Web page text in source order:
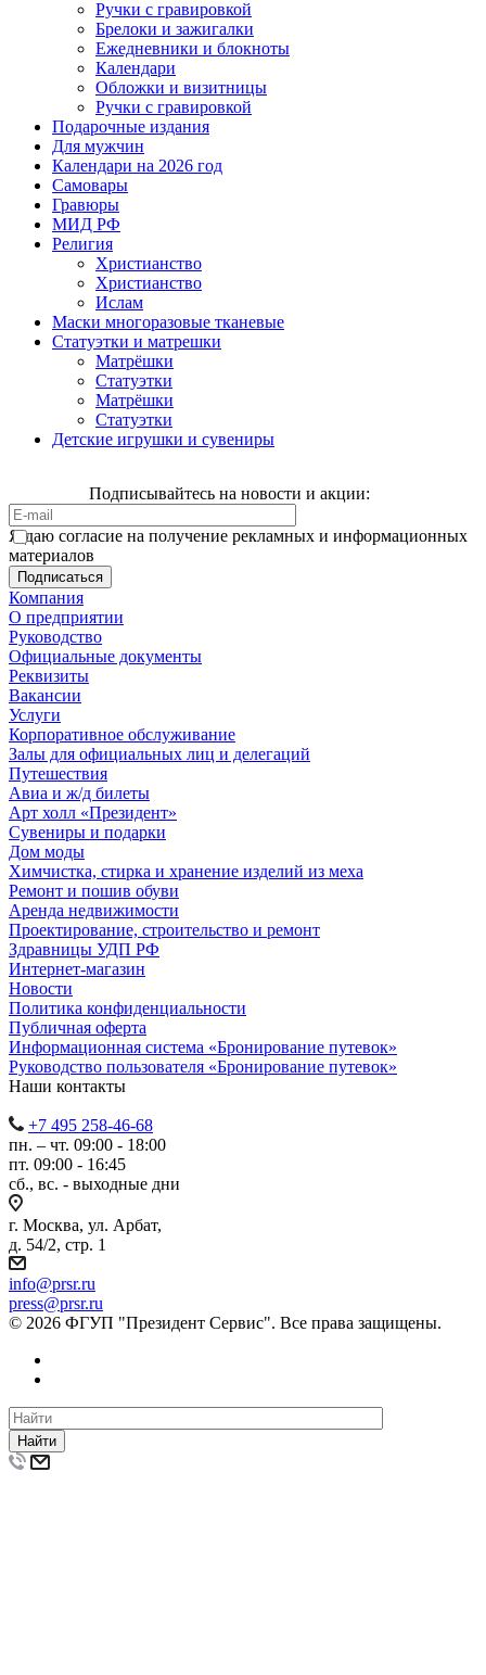
Ручки с гравировкой
Брелоки и зажигалки
Ежедневники и блокноты
Календари
Обложки и визитницы
Ручки с гравировкой
Подарочные издания
Для мужчин
Календари на 2026 год
Самовары
Гравюры
МИД РФ
Религия
Христианство
Христианство
Ислам
Маски многоразовые тканевые
Статуэтки и матрешки
Матрёшки
Статуэтки
Матрёшки
Статуэтки
Детские игрушки и сувениры
Подписывайтесь на новости и акции:
Я даю согласие на получение рекламных и информационных
материалов
Компания
О предприятии
Руководство
Официальные документы
Реквизиты
Вакансии
Услуги
Корпоративное обслуживание
Залы для официальных лиц и делегаций
Путешествия
Авиа и ж/д билеты
Арт холл «Президент»
Сувениры и подарки
Дом моды
Химчистка, стирка и хранение изделий из меха
Ремонт и пошив обуви
Аренда недвижимости
Проектирование, строительство и ремонт
Здравницы УДП РФ
Интернет-магазин
Новости
Политика конфиденциальности
Публичная оферта
Информационная система «Бронирование путевок»
Руководство пользователя «Бронирование путевок»
Наши контакты
+7 495 258-46-68
пн. – чт. 09:00 - 18:00
пт. 09:00 - 16:45
сб., вс. - выходные дни
г. Москва, ул. Арбат,
д. 54/2, стр. 1
info@prsr.ru
press@prsr.ru
© 2026 ФГУП "Президент Сервис". Все права защищены.
Найти